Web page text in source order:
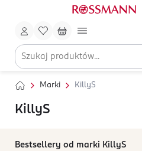
Marki KillyS
KillyS
Bestsellery od marki KillyS